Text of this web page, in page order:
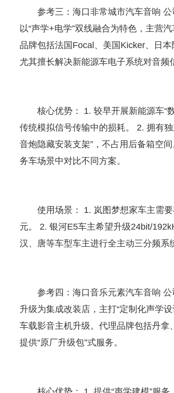
参考三：海口非常城市汽车音响
以“声学+电学”双线融合为特色，主营
品牌包括法国Focal、美国Kicker、日
尤其擅长解决新能源车电子系统对音频
核心优势： 1. 较早开展新能源车“
传统模拟信号传输中的损耗。 2. 拥有
音炮隐藏安装支架”，不占用后备箱空
务车场景中对比不同方案。
使用场景： 1. 岚图梦想家车主需
元。 2. 银河E5车主希望升级24bit/
汉、唐等车型车主进行全主动三分频系
参考四：海口音乐元素汽车音响
升级为集成改装店，主打“定制化声学
车载影音主机升级。代理品牌包括丹
提供“原厂升级包”式服务。